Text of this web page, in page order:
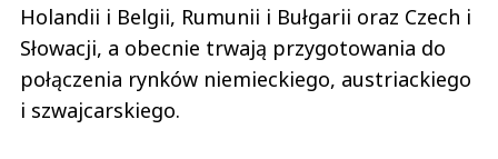
Holandii i Belgii, Rumunii i Bułgarii oraz Czech i
Słowacji, a obecnie trwają przygotowania do
połączenia rynków niemieckiego, austriackiego
i szwajcarskiego.